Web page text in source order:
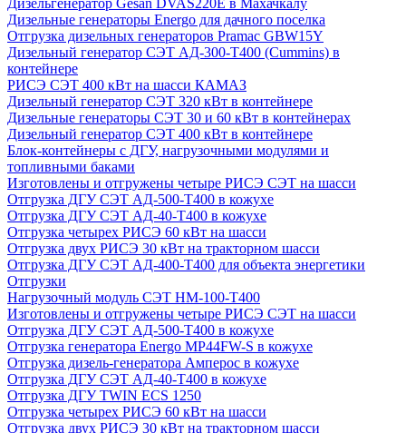
Дизельгенератор Gesan DVAS220E в Махачкалу
Дизельные генераторы Energo для дачного поселка
Отгрузка дизельных генераторов Pramac GВW15Y
Дизельный генератор СЭТ АД-300-Т400 (Cummins) в
контейнере
РИСЭ СЭТ 400 кВт на шасси КАМАЗ
Дизельный генератор СЭТ 320 кВт в контейнере
Дизельные генераторы СЭТ 30 и 60 кВт в контейнерах
Дизельный генератор СЭТ 400 кВт в контейнере
Блок-контейнеры с ДГУ, нагрузочными модулями и
топливными баками
Изготовлены и отгружены четыре РИСЭ СЭТ на шасси
Отгрузка ДГУ СЭТ АД-500-Т400 в кожухе
Отгрузка ДГУ СЭТ АД-40-Т400 в кожухе
Отгрузка четырех РИСЭ 60 кВт на шасси
Отгрузка двух РИСЭ 30 кВт на тракторном шасси
Отгрузка ДГУ СЭТ АД-400-Т400 для объекта энергетики
Отгрузки
Нагрузочный модуль СЭТ НМ-100-Т400
Изготовлены и отгружены четыре РИСЭ СЭТ на шасси
Отгрузка ДГУ СЭТ АД-500-Т400 в кожухе
Отгрузка генератора Energo MP44FW-S в кожухе
Отгрузка дизель-генератора Амперос в кожухе
Отгрузка ДГУ СЭТ АД-40-Т400 в кожухе
Отгрузка ДГУ TWIN ECS 1250
Отгрузка четырех РИСЭ 60 кВт на шасси
Отгрузка двух РИСЭ 30 кВт на тракторном шасси